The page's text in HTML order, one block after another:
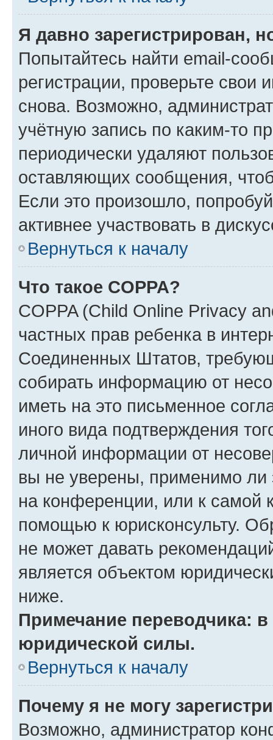
Я давно зарегистрирован,
Попытайтесь найти email-
регистрации, проверьте свои
снова. Возможно,
учётную запись по каким-то
периодически удаляют
оставляющих сообщения,
Если это произошло,
активнее участвовать в
Вернуться к началу
Что такое COPPA?
COPPA (Child Online Privacy
частных прав ребенка в
Соединенных Штатов,
собирать информацию от
иметь на это письменное
иного вида подтверждения
личной информации от
вы не уверены, применимо ли
на конференции, или к самой
помощью к юрисконсульту.
не может давать
является объектом
ниже.
Примечание переводчика:
юридической силы.
Вернуться к началу
Почему я не могу
Возможно, администратор